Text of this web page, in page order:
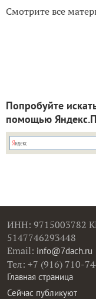
Смотрите все
Попробуйте
помощью
ИНН: 9715003782
5147746293448
Email: info@7dach.ru
Тел: +7 (916) 710-
Главная страница
Сейчас публикуют